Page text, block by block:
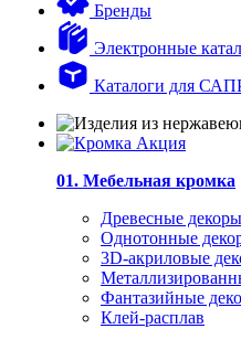
Бренды
Электронные
Каталоги для
01. Мебельная кромка
Древесные декоры
Однотонные
3D-акриловые
Фантазийные
Клей-расплав